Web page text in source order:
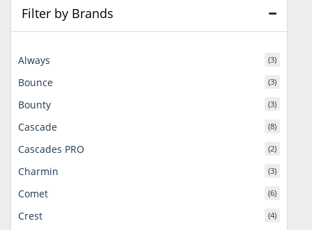
Filter by Brands
Always (3)
Bounce (3)
Bounty (3)
Cascade (8)
Cascades PRO (2)
Charmin (3)
Comet (6)
Crest (4)